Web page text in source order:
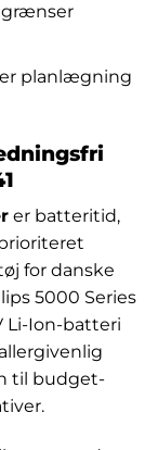
planlægning
er batteritid,
for danske
5000 Series
Li-Ion-batteri
til budget-